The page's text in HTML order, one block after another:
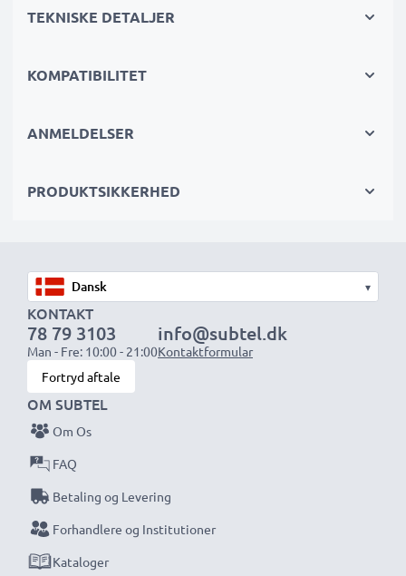
Uundværlig i enhver fotografs kamerataske
strøm til intensive, langvarige foto- eller
Vælg CELLONIC og gå aldrig på kompromis med
TEKNISKE DETALJER
KOMPATIBILITET
ANMELDELSER
PRODUKTSIKKERHED
▾
KONTAKT
78 79 3103
Man - Fre: 10:00 - 21:00
info@subtel.dk
Kontaktformular
Fortryd aftale
OM SUBTEL
Om Os
FAQ
Betaling og Levering
Forhandlere og Institutioner
Kataloger